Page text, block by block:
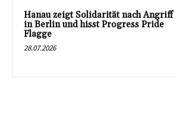
Hanau zeigt Solidarität nach Angriff
in Berlin und hisst Progress Pride
Flagge
28.07.2026